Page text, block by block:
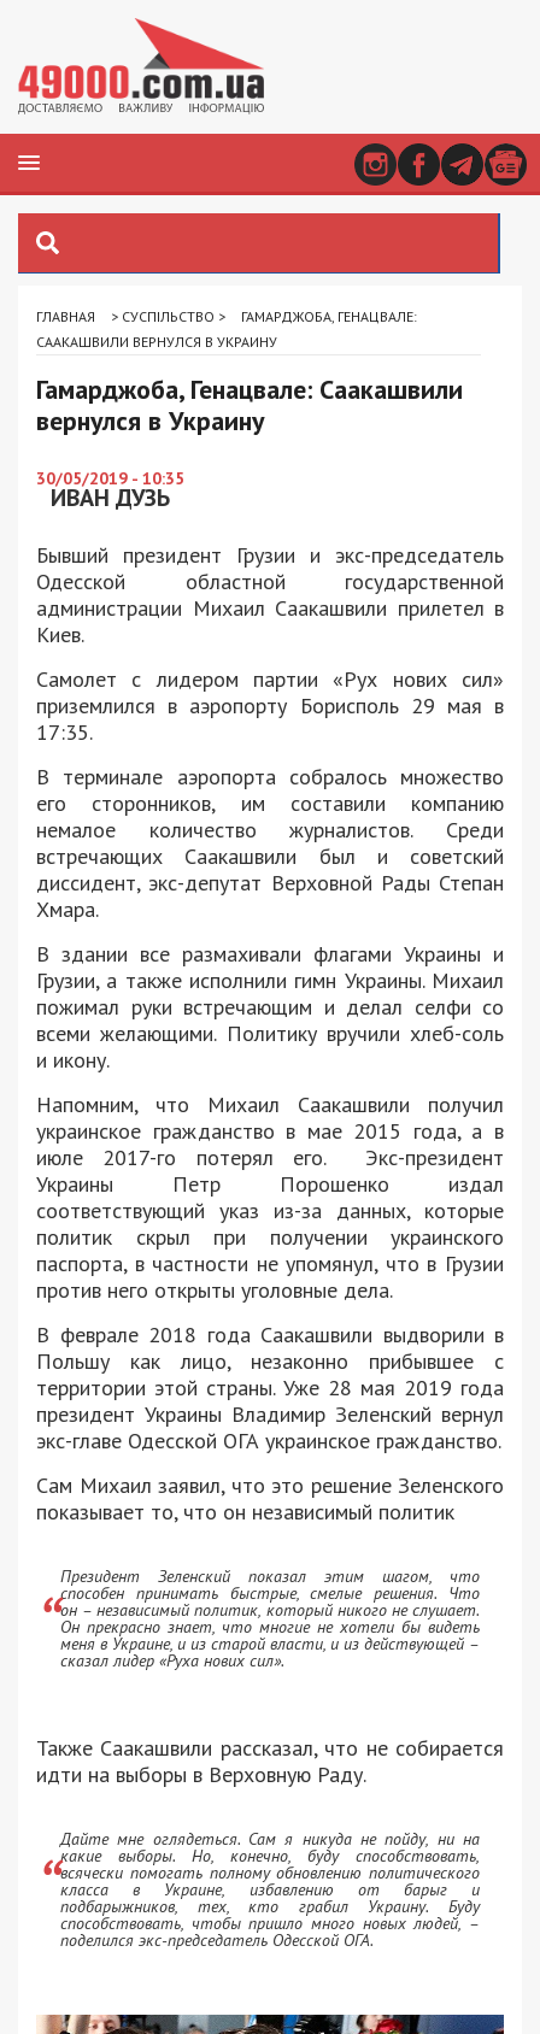
ГЛАВНАЯ > СУСПІЛЬСТВО >
ГАМАРДЖОБА, ГЕНАЦВАЛЕ:
СААКАШВИЛИ ВЕРНУЛСЯ В УКРАИНУ
Гамарджоба, Генацвале: Саакашвили
вернулся в Украину
30/05/2019 - 10:35
ИВАН ДУЗЬ
Бывший президент Грузии и экс-председатель
Одесской областной государственной
администрации Михаил Саакашвили прилетел в
Киев.
Самолет с лидером партии «Рух нових сил»
приземлился в аэропорту Борисполь 29 мая в
17:35.
В терминале аэропорта собралось множество
его сторонников, им составили компанию
немалое количество журналистов. Среди
встречающих Саакашвили был и советский
диссидент, экс-депутат Верховной Рады Степан
Хмара.
В здании все размахивали флагами Украины и
Грузии, а также исполнили гимн Украины. Михаил
пожимал руки встречающим и делал селфи со
всеми желающими. Политику вручили хлеб-соль
и икону.
Напомним, что Михаил Саакашвили получил
украинское гражданство в мае 2015 года, а в
июле 2017-го потерял его. Экс-президент
Украины Петр Порошенко издал
соответствующий указ из-за данных, которые
политик скрыл при получении украинского
паспорта, в частности не упомянул, что в Грузии
против него открыты уголовные дела.
В феврале 2018 года Саакашвили выдворили в
Польшу как лицо, незаконно прибывшее с
территории этой страны. Уже 28 мая 2019 года
президент Украины Владимир Зеленский вернул
экс-главе Одесской ОГА украинское гражданство.
Сам Михаил заявил, что это решение Зеленского
показывает то, что он независимый политик
Президент Зеленский показал этим шагом, что
способен принимать быстрые, смелые решения. Что
он – независимый политик, который никого не слушает.
Он прекрасно знает, что многие не хотели бы видеть
меня в Украине, и из старой власти, и из действующей –
сказал лидер «Руха нових сил».
Также Саакашвили рассказал, что не собирается
идти на выборы в Верховную Раду.
Дайте мне оглядеться. Сам я никуда не пойду, ни на
какие выборы. Но, конечно, буду способствовать,
всячески помогать полному обновлению политического
класса в Украине, избавлению от барыг и
подбарыжников, тех, кто грабил Украину. Буду
способствовать, чтобы пришло много новых людей, –
поделился экс-председатель Одесской ОГА.